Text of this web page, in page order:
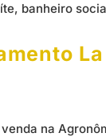
banheiro
na